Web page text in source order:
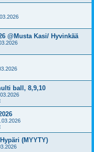
@Musta Kasi/ Hyvinkää
ball, 8,9,10
(MYYTY)